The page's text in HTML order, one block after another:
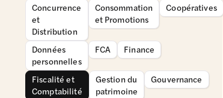
Concurrence
et
Distribution
Consommation
et Promotions
Coopératives
Données
personnelles
FCA Finance
Fiscalité et
Comptabilité
Gestion du
patrimoine
Gouvernance